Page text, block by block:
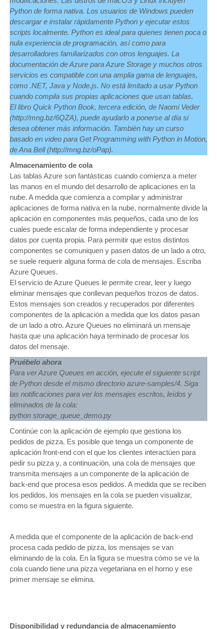
Python de forma nativa. Los usuarios de Windows pueden
descargar e instalar rápidamente Python y ejecutar estos
scripts localmente. Python es ideal para quienes tienen poca o
nula experiencia de programación, así como para
desarrolladores familiarizados con otros lenguajes. La
documentación de Azure para Azure Storage y muchos otros
servicios es compatible con una amplia gama de lenguajes,
como .NET, Java y Node.js. No está limitado a usar Python
cuando compila sus propias aplicaciones que usan tablas.
El libro Quick Python Book, tercera edición, de Naomi Veder
(http://mng.bz/6QZA), puede ayudarlo a ponerse al día si
desea obtener más información. También hay un curso
basado en video para Get Programming with Python in Motion,
de Ana Bell (http://mng.bz/oPap).
Almacenamiento de cola
Las tablas Azure son fantásticas cuando comienza a meter
las manos en el mundo del desarrollo de aplicaciones en la
nube. A medida que comienza a compilar y administrar
aplicaciones de forma nativa en la nube, normalmente divide la
aplicación en componentes más pequeños, cada uno de los
cuales puede escalar de forma independiente y procesar
datos por cuenta propia. Para permitir que estos distintos
componentes se comuniquen y pasen datos de un lado a otro,
se suele requerir alguna forma de cola de mensajes. Escriba
Azure Queues.
El servicio de Azure Queues le permite crear, leer y luego
eliminar mensajes que conllevan pequeños trozos de datos.
Estos mensajes son creados y recuperados por diferentes
componentes de la aplicación a medida que los datos pasan
de un lado a otro. Azure Queues no eliminará un mensaje
hasta que una aplicación haya terminado de procesar los
datos del mensaje.
Pruébelo ahora
Para ver Azure Queues en acción, ejecute el siguiente script
de Python desde el mismo directorio azure-samples/4. Siga
las notificaciones para ver los mensajes escritos, leídos y
eliminados de la cola:
python storage_queue_demo.py
Continúe con la aplicación de ejemplo que gestiona los
pedidos de pizza. Es posible que tenga un componente de
aplicación front-end con el que los clientes interactúen para
pedir su pizza y, a continuación, una cola de mensajes que
transmita mensajes a un componente de la aplicación de
back-end que procesa esos pedidos. A medida que se reciben
los pedidos, los mensajes en la cola se pueden visualizar,
como se muestra en la figura siguiente.
A medida que el componente de la aplicación de back-end
procesa cada pedido de pizza, los mensajes se van
eliminando de la cola. En la figura se muestra cómo se ve la
cola cuando tiene una pizza vegetariana en el horno y ese
primer mensaje se elimina.
Disponibilidad y redundancia de almacenamiento